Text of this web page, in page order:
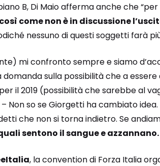
B, Di Maio afferma anche che
così come non è in discussione
nessuno di questi soggetti farà
mi confronto sempre e siamo
sulla possibilità che a
il 2019 (possibilità che sarebbe al
Non so se Giorgetti ha cambiato idea.
che non si torna indietro. Se
sentono il sangue e azzannano.
, la convention di Forza Italia